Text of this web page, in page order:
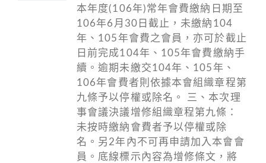
本年度(106年)常年會費繳納日期至
106年6月30日截止，未繳納104
年、105年會費之會員，亦可於截止
日前完成104年、105年會費繳納手
續。逾期未繳交104年、105年、
106年會費者則依據本會組織章程第
九條予以停權或除名。 三、本次理
事會議決議增修組織章程第九條：
未按時繳納會費者予以停權或除
名。另2年內不可再申請加入本會會
員。底線標示內容為增修條文，將